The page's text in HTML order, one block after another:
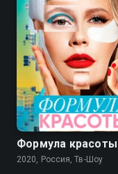
7.8
Формула красоты
2020, Россия, Тв-Шоу